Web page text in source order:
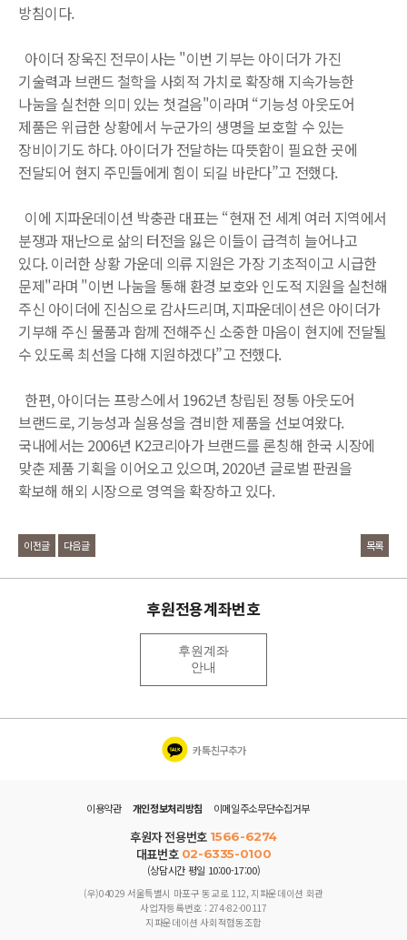
방침이다.
아이더 장욱진 전무이사는 "이번 기부는 아이더가 가진
기술력과 브랜드 철학을 사회적 가치로 확장해 지속가능한
나눔을 실천한 의미 있는 첫걸음"이라며 “기능성 아웃도어
제품은 위급한 상황에서 누군가의 생명을 보호할 수 있는
장비이기도 하다. 아이더가 전달하는 따뜻함이 필요한 곳에
전달되어 현지 주민들에게 힘이 되길 바란다”고 전했다.
이에 지파운데이션 박충관 대표는 “현재 전 세계 여러 지역에서
분쟁과 재난으로 삶의 터전을 잃은 이들이 급격히 늘어나고
있다. 이러한 상황 가운데 의류 지원은 가장 기초적이고 시급한
문제"라며 "이번 나눔을 통해 환경 보호와 인도적 지원을 실천해
주신 아이더에 진심으로 감사드리며, 지파운데이션은 아이더가
기부해 주신 물품과 함께 전해주신 소중한 마음이 현지에 전달될
수 있도록 최선을 다해 지원하겠다”고 전했다.
한편, 아이더는 프랑스에서 1962년 창립된 정통 아웃도어
브랜드로, 기능성과 실용성을 겸비한 제품을 선보여왔다.
국내에서는 2006년 K2코리아가 브랜드를 론칭해 한국 시장에
맞춘 제품 기획을 이어오고 있으며, 2020년 글로벌 판권을
확보해 해외 시장으로 영역을 확장하고 있다.
이전글 다음글 목록
후원전용계좌번호
후원계좌
안내
카톡친구추가
이용약관 개인정보처리방침 이메일주소무단수집거부
후원자 전용번호 1566-6274
대표번호 02-6335-0100
(상담시간 평일 10:00-17:00)
(우)04029 서울특별시 마포구 동교로 112, 지파운데이션 회관
사업자등록번호 : 274-82-00117
지파운데이션 사회적협동조합